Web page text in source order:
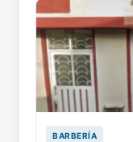
BARBERÍA